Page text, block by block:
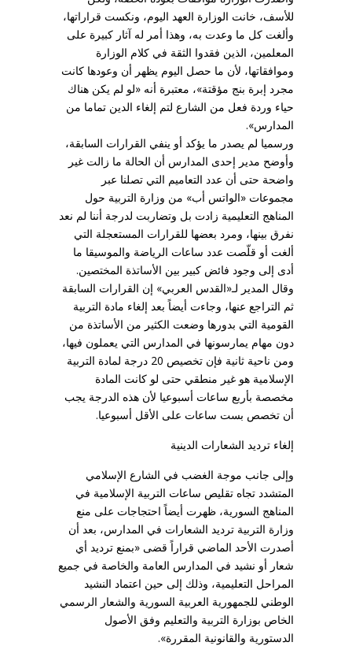
للأسف، خانت الوزارة العهد اليوم، ونكست قراراتها،
وألغت كل ما وعدت به، وهذا أمر له آثار كبيرة على
المعلمين، الذين فقدوا الثقة في كلام الوزارة
وموافقاتها، لأن ما حصل اليوم يظهر أن وعودها كانت
مجرد إبرة بنج مؤقتة»، معتبرة أنه «لو لم يكن هناك
حياء وردة فعل من الشارع لتم إلغاء الدين تماما من
المدارس».
ورسميا لم يصدر ما يؤكد أو ينفي القرارات السابقة،
وأوضح مدير إحدى المدارس أن الحالة ما زالت غير
واضحة حتى أن عدد التعاميم التي تصلنا عبر
مجموعات «الواتس أب» من وزارة التربية حول
المناهج التعليمية زادت بل وتضاربت لدرجة أننا لم نعد
نفرق بينها، ومرد بعضها للقرارات المستعجلة التي
ألغت أو قلّصت عدد ساعات الرياضة والموسيقا ما
أدى إلى وجود فائض كبير بين الأساتذة المختصين.
وقال المدير لـ«القدس العربي» إن القرارات السابقة
ثم التراجع عنها، وجاءت أيضاً بعد إلغاء مادة التربية
القومية التي بدورها وضعت الكثير من الأساتذة من
دون مهام يمارسونها في المدارس التي يعملون فيها،
ومن ناحية ثانية فإن تخصيص 20 درجة لمادة التربية
الإسلامية هو غير منطقي حتى لو كانت المادة
مخصصة بأربع ساعات أسبوعيا لأن هذه الدرجة يجب
أن تخصص بست ساعات على الأقل أسبوعيا.
إلغاء ترديد الشعارات الدينية
وإلى جانب موجة الغضب في الشارع الإسلامي
المتشدد تجاه تقليص ساعات التربية الإسلامية في
المناهج السورية، ظهرت أيضاً احتجاجات على منع
وزارة التربية ترديد الشعارات في المدارس، بعد أن
أصدرت الأحد الماضي قراراً قضى «بمنع ترديد أي
شعار أو نشيد في المدارس العامة والخاصة في جميع
المراحل التعليمية، وذلك إلى حين اعتماد النشيد
الوطني للجمهورية العربية السورية والشعار الرسمي
الخاص بوزارة التربية والتعليم وفق الأصول
الدستورية والقانونية المقررة».